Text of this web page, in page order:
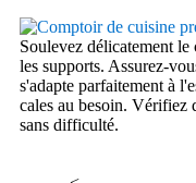
Soulevez délicatement
les supports. Assurez-
s'adapte parfaitement à
cales au besoin. Vérifiez
sans difficulté.